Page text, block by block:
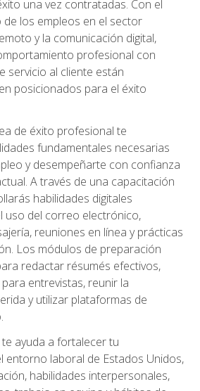
una vez contratadas. Con el
los empleos en el sector
y la comunicación digital,
profesional con
servicio al cliente están
posicionados para el éxito
de éxito profesional te
fundamentales necesarias
y desempeñarte con confianza
A través de una capacitación
habilidades digitales
uso del correo electrónico,
reuniones en línea y prácticas
Los módulos de preparación
redactar résumés efectivos,
entrevistas, reunir la
y utilizar plataformas de
ayuda a fortalecer tu
entorno laboral de Estados Unidos,
habilidades interpersonales,